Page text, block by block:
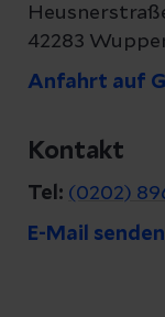
42283
Anfahrt auf
Kontakt
Tel: (0202)
E-Mail senden